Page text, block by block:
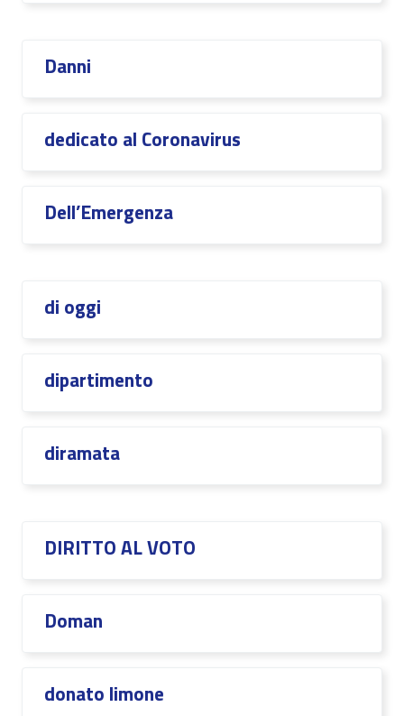
Danni
dedicato al Coronavirus
Dell’Emergenza
di oggi
dipartimento
diramata
DIRITTO AL VOTO
Doman
donato limone